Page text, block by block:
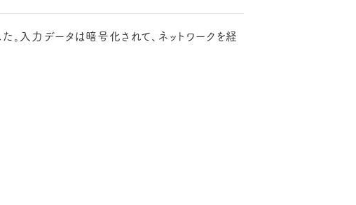
入力データは暗号化されて、ネットワークを経